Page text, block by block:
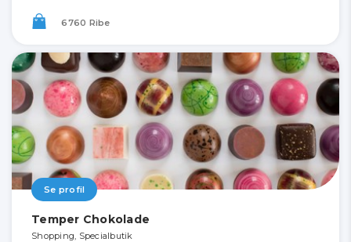
6760 Ribe
Se profil
Temper Chokolade
Shopping, Specialbutik